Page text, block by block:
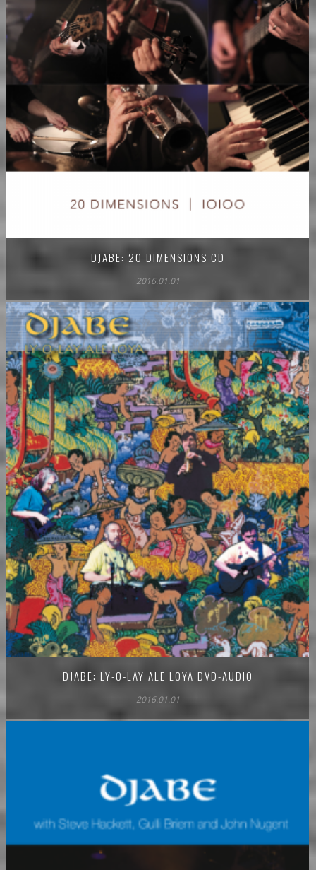
DJABE: 20 DIMENSIONS CD
2016.01.01
DJABE: LY-O-LAY ALE LOYA DVD-AUDIO
2016.01.01